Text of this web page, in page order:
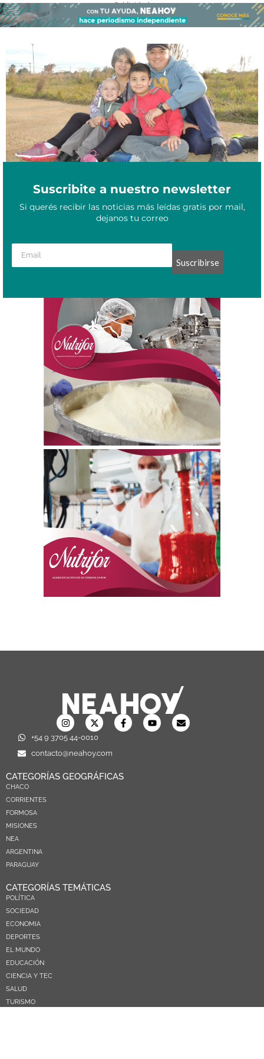
- Publicidad -
Campanas por la vida: el proyecto pensado para niños que
superan enfermedades oncológicas
Octubre 22, 2020
Suscribite a nuestro newsletter
Si querés recibir las noticias más leídas gratis por mail,
dejanos tu correo
Suscribirse
+54 9 3705 44-0010
contacto@neahoy.com
CATEGORÍAS GEOGRÁFICAS
CHACO
CORRIENTES
FORMOSA
MISIONES
NEA
ARGENTINA
PARAGUAY
CATEGORÍAS TEMÁTICAS
POLÍTICA
SOCIEDAD
ECONOMIA
DEPORTES
EL MUNDO
EDUCACIÓN
CIENCIA Y TEC
SALUD
TURISMO